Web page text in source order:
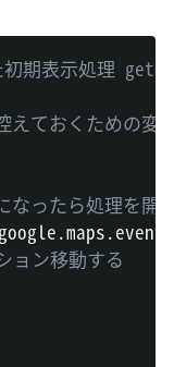
期表示処理
ておくための変
ったら処理を開
google.maps.event
ョン移動する